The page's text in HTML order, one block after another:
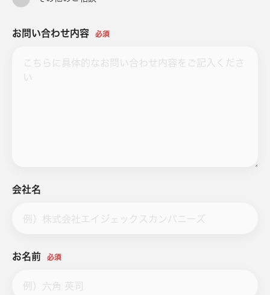
お問い合わせ内容 必須
会社名
お名前 必須